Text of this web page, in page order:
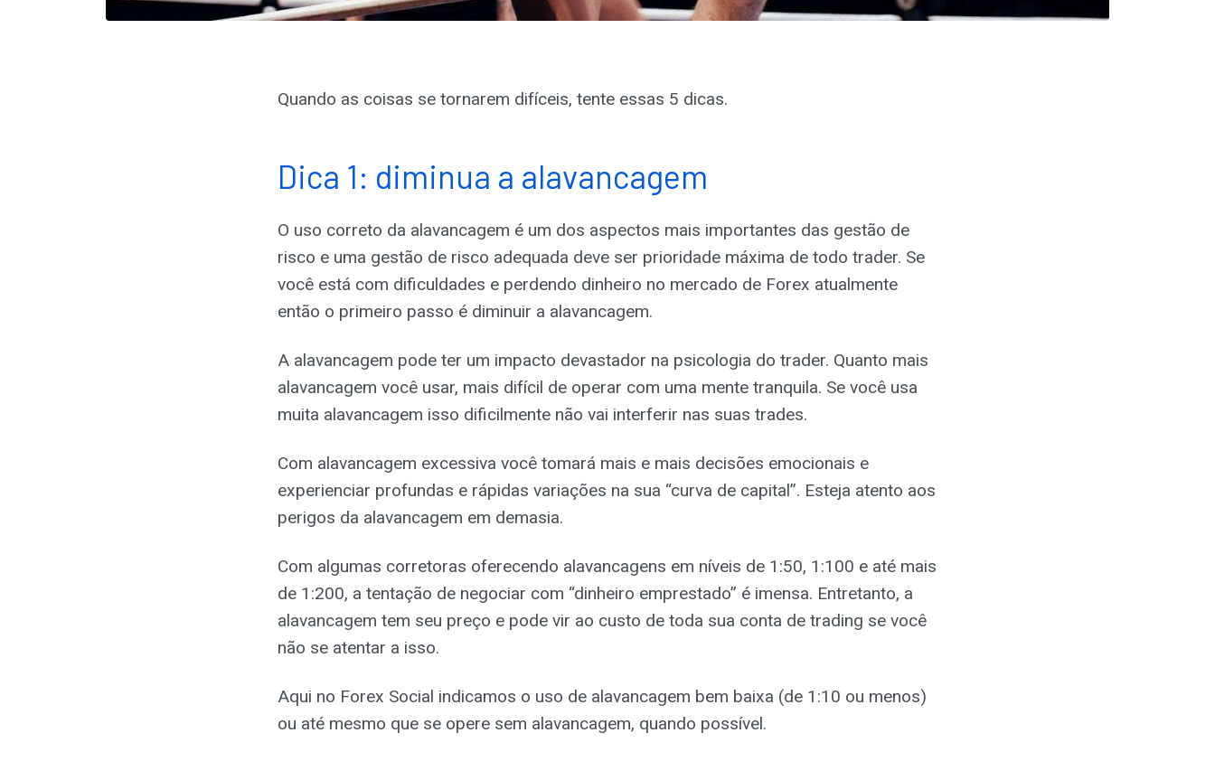
Quando as coisas se tornarem difíceis, tente essas 5 dicas.
Dica 1: diminua a alavancagem
O uso correto da alavancagem é um dos aspectos mais importantes das gestão de
risco e uma gestão de risco adequada deve ser prioridade máxima de todo trader. Se
você está com dificuldades e perdendo dinheiro no mercado de Forex atualmente
então o primeiro passo é diminuir a alavancagem.
A alavancagem pode ter um impacto devastador na psicologia do trader. Quanto mais
alavancagem você usar, mais difícil de operar com uma mente tranquila. Se você usa
muita alavancagem isso dificilmente não vai interferir nas suas trades.
Com alavancagem excessiva você tomará mais e mais decisões emocionais e
experienciar profundas e rápidas variações na sua “curva de capital”. Esteja atento aos
perigos da alavancagem em demasia.
Com algumas corretoras oferecendo alavancagens em níveis de 1:50, 1:100 e até mais
de 1:200, a tentação de negociar com “dinheiro emprestado” é imensa. Entretanto, a
alavancagem tem seu preço e pode vir ao custo de toda sua conta de trading se você
não se atentar a isso.
Aqui no Forex Social indicamos o uso de alavancagem bem baixa (de 1:10 ou menos)
ou até mesmo que se opere sem alavancagem, quando possível.